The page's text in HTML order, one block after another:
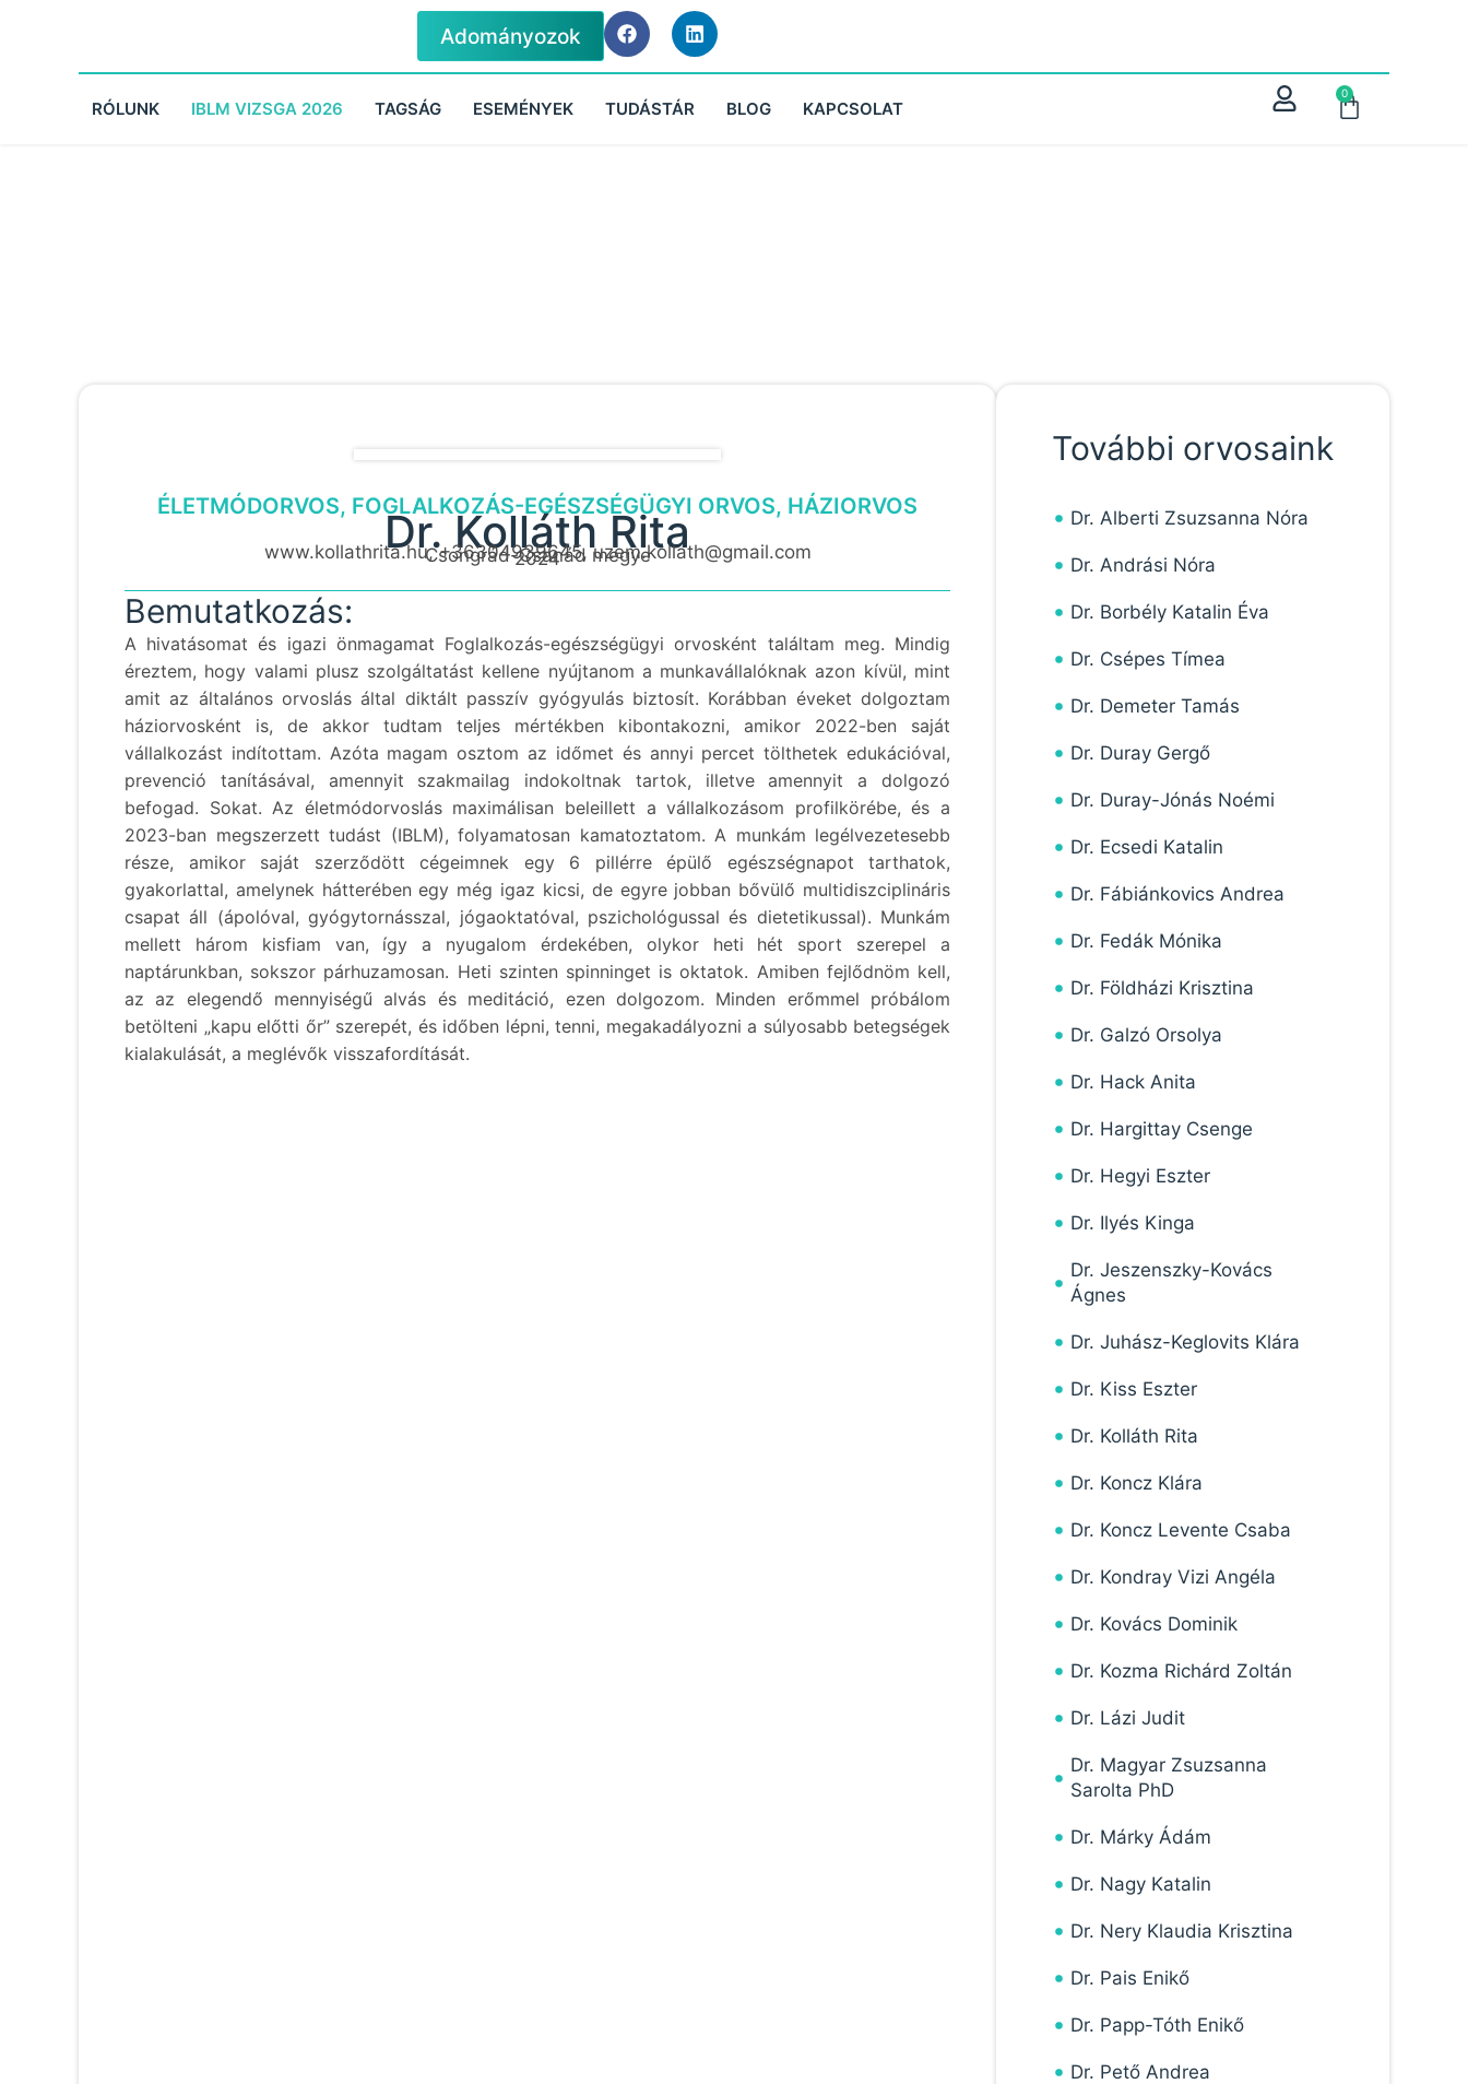
Adományozok
RÓLUNK IBLM VIZSGA 2026 TAGSÁG ESEMÉNYEK TUDÁSTÁR BLOG KAPCSOLAT
0
ÉLETMÓDORVOS, FOGLALKOZÁS-EGÉSZSÉGÜGYI ORVOS, HÁZIORVOS
Dr. Kolláth Rita
www.kollathrita.hu, +36304939645, uzem.kollath@gmail.com
Csongrád-Csanád megye
2024
Bemutatkozás:
A hivatásomat és igazi önmagamat Foglalkozás-egészségügyi orvosként találtam meg. Mindig
éreztem, hogy valami plusz szolgáltatást kellene nyújtanom a munkavállalóknak azon kívül, mint
amit az általános orvoslás által diktált passzív gyógyulás biztosít. Korábban éveket dolgoztam
háziorvosként is, de akkor tudtam teljes mértékben kibontakozni, amikor 2022-ben saját
vállalkozást indítottam. Azóta magam osztom az időmet és annyi percet tölthetek edukációval,
prevenció tanításával, amennyit szakmailag indokoltnak tartok, illetve amennyit a dolgozó
befogad. Sokat. Az életmódorvoslás maximálisan beleillett a vállalkozásom profilkörébe, és a
2023-ban megszerzett tudást (IBLM), folyamatosan kamatoztatom. A munkám legélvezetesebb
része, amikor saját szerződött cégeimnek egy 6 pillérre épülő egészségnapot tarthatok,
gyakorlattal, amelynek hátterében egy még igaz kicsi, de egyre jobban bővülő multidiszciplináris
csapat áll (ápolóval, gyógytornásszal, jógaoktatóval, pszichológussal és dietetikussal). Munkám
mellett három kisfiam van, így a nyugalom érdekében, olykor heti hét sport szerepel a
naptárunkban, sokszor párhuzamosan. Heti szinten spinninget is oktatok. Amiben fejlődnöm kell,
az az elegendő mennyiségű alvás és meditáció, ezen dolgozom. Minden erőmmel próbálom
betölteni „kapu előtti őr” szerepét, és időben lépni, tenni, megakadályozni a súlyosabb betegségek
kialakulását, a meglévők visszafordítását.
További orvosaink
Dr. Alberti Zsuzsanna Nóra
Dr. Andrási Nóra
Dr. Borbély Katalin Éva
Dr. Csépes Tímea
Dr. Demeter Tamás
Dr. Duray Gergő
Dr. Duray-Jónás Noémi
Dr. Ecsedi Katalin
Dr. Fábiánkovics Andrea
Dr. Fedák Mónika
Dr. Földházi Krisztina
Dr. Galzó Orsolya
Dr. Hack Anita
Dr. Hargittay Csenge
Dr. Hegyi Eszter
Dr. Ilyés Kinga
Dr. Jeszenszky-Kovács
Ágnes
Dr. Juhász-Keglovits Klára
Dr. Kiss Eszter
Dr. Kolláth Rita
Dr. Koncz Klára
Dr. Koncz Levente Csaba
Dr. Kondray Vizi Angéla
Dr. Kovács Dominik
Dr. Kozma Richárd Zoltán
Dr. Lázi Judit
Dr. Magyar Zsuzsanna
Sarolta PhD
Dr. Márky Ádám
Dr. Nagy Katalin
Dr. Nery Klaudia Krisztina
Dr. Pais Enikő
Dr. Papp-Tóth Enikő
Dr. Pető Andrea